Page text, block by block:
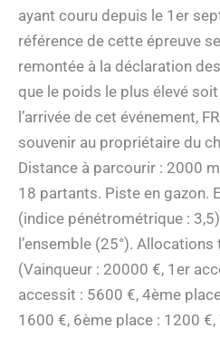
ayant couru depuis le 1er
référence de cette épreuve
remontée à la déclaration
que le poids le plus élevé
l’arrivée de cet événement,
souvenir au propriétaire du
Distance à parcourir : 2000
18 partants. Piste en gazon.
(indice pénétrométrique :
l’ensemble (25°).
(Vainqueur : 20000 €, 1er
accessit : 5600 €, 4ème
1600 €, 6ème place : 1200